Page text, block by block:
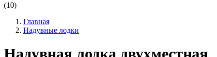
(10)
Главная
Надувные лодки